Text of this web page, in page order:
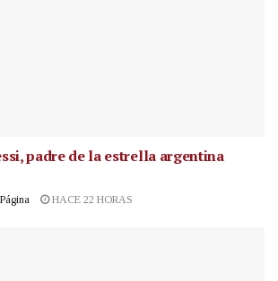
padre de la estrella argentina
HACE 22 HORAS